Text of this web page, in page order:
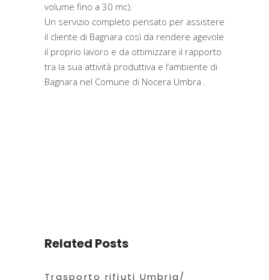
volume fino a 30 mc).
Un servizio completo pensato per assistere
il cliente di Bagnara così da rendere agevole
il proprio lavoro e da ottimizzare il rapporto
tra la sua attività produttiva e l’ambiente di
Bagnara nel Comune di Nocera Umbra .
Related Posts
Trasporto rifiuti Umbria